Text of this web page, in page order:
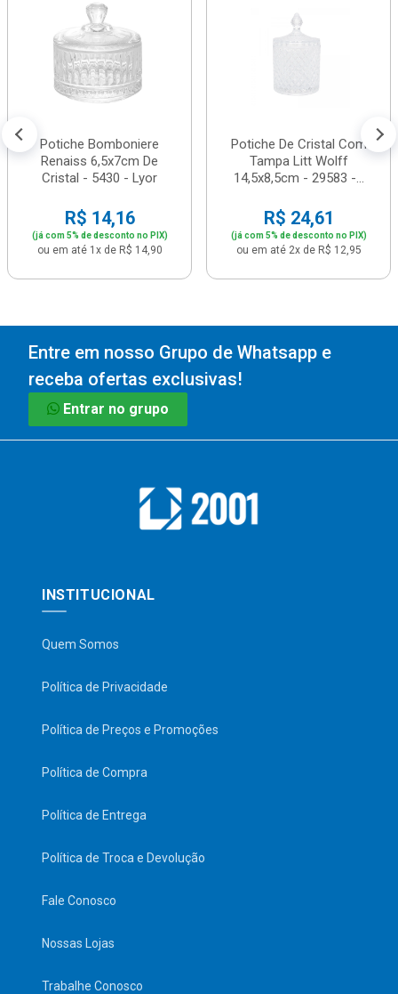
Potiche Bomboniere
Renaiss 6,5x7cm De
Cristal - 5430 - Lyor
R$ 14,16
(já com 5% de desconto no PIX)
ou em até 1x de R$ 14,90
Potiche De Cristal Com
Tampa Litt Wolff
14,5x8,5cm - 29583 -...
R$ 24,61
(já com 5% de desconto no PIX)
ou em até 2x de R$ 12,95
Entre em nosso Grupo de Whatsapp e
receba ofertas exclusivas!
Entrar no grupo
INSTITUCIONAL
Quem Somos
Política de Privacidade
Política de Preços e Promoções
Política de Compra
Política de Entrega
Política de Troca e Devolução
Fale Conosco
Nossas Lojas
Trabalhe Conosco